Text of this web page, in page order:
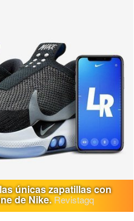
únicas zapatillas con
de Nike.Revistagq